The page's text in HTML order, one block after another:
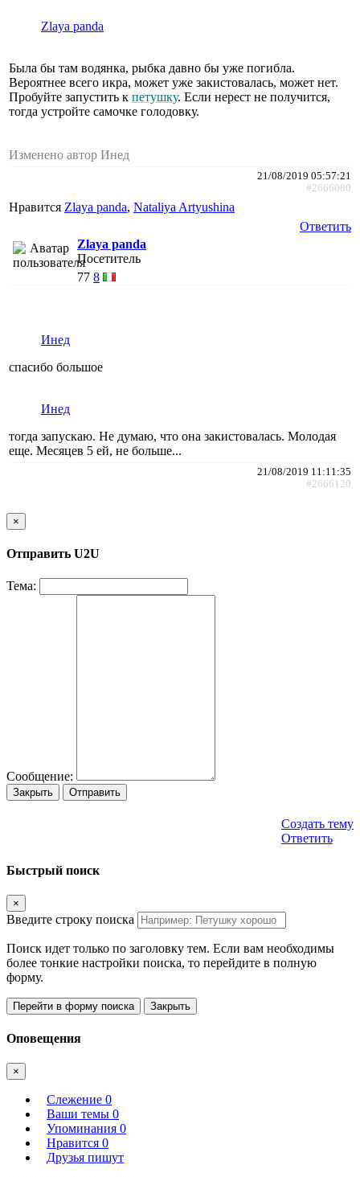
Zlaya panda
Была бы там водянка, рыбка давно бы уже погибла.
Вероятнее всего икра, может уже закистовалась, может нет.
Пробуйте запустить к петушку. Если нерест не получится,
тогда устройте самочке голодовку.
Изменено автор Инед
21/08/2019 05:57:21
#2666080
Нравится Zlaya panda, Nataliya Artyushina
Ответить
Zlaya panda
Посетитель
77 8
Инед
спасибо большое
Инед
тогда запускаю. Не думаю, что она закистовалась. Молодая
еще. Месяцев 5 ей, не больше...
21/08/2019 11:11:35
#2666120
×
Отправить U2U
Тема:
Сообщение:
Закрыть Отправить
Создать тему
Ответить
Быстрый поиск
×
Введите строку поиска
Поиск идет только по заголовку тем. Если вам необходимы
более тонкие настройки поиска, то перейдите в полную
форму.
Перейти в форму поиска Закрыть
Оповещения
×
Слежение 0
Ваши темы 0
Упоминания 0
Нравится 0
Друзья пишут